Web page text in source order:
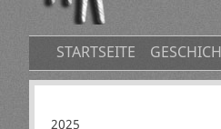
NAVIGATION
ÜBERSPRINGEN
STARTSEITE
Navigation
2025